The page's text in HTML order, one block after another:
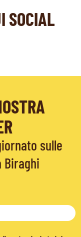
SOCIAL
sulle
Biraghi